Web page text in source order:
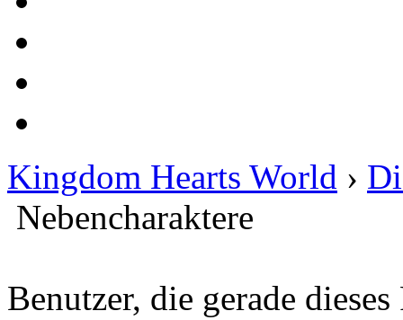
Kingdom Hearts World ›
Nebencharaktere
Benutzer, die gerade